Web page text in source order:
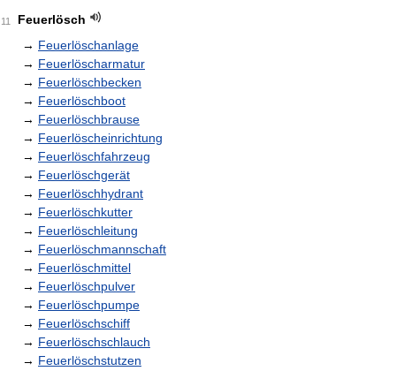
11
Feuerlösch
→ Feuerlöschanlage
→ Feuerlöscharmatur
→ Feuerlöschbecken
→ Feuerlöschboot
→ Feuerlöschbrause
→ Feuerlöscheinrichtung
→ Feuerlöschfahrzeug
→ Feuerlöschgerät
→ Feuerlöschhydrant
→ Feuerlöschkutter
→ Feuerlöschleitung
→ Feuerlöschmannschaft
→ Feuerlöschmittel
→ Feuerlöschpulver
→ Feuerlöschpumpe
→ Feuerlöschschiff
→ Feuerlöschschlauch
→ Feuerlöschstutzen